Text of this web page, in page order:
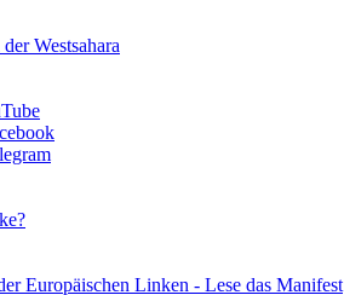
Westsahara
Europäischen Linken - Lese das Manifest